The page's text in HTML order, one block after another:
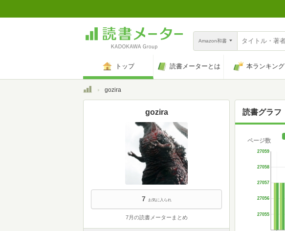
Amazon和書
トップ 読書メーターとは 本ランキング
トップgozira
読書グラフ
27055
27056
27057
27058
27059
ページ数
gozira
7 お気に入られ
7月の読書メーターまとめ